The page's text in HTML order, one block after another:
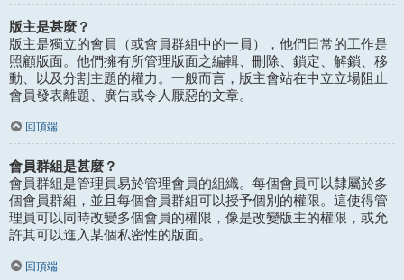
版主是甚麼？
版主是獨立的會員（或會員群組中的一員），他們日常的工作是
照顧版面。他們擁有所管理版面之編輯、刪除、鎖定、解鎖、移
動、以及分割主題的權力。一般而言，版主會站在中立立場阻止
會員發表離題、廣告或令人厭惡的文章。
回頂端
會員群組是甚麼？
會員群組是管理員易於管理會員的組織。每個會員可以隸屬於多
個會員群組，並且每個會員群組可以授予個別的權限。這使得管
理員可以同時改變多個會員的權限，像是改變版主的權限，或允
許其可以進入某個私密性的版面。
回頂端